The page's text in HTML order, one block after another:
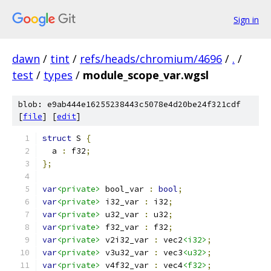
Sign in
dawn / tint / refs/heads/chromium/4696 / . /
test / types / module_scope_var.wgsl
blob: e9ab444e16255238443c5078e4d20be24f321cdf
[file] [edit]
struct S
{
  a
: f32;
};
var<private> bool_var : bool;
var<private> i32_var : i32;
var<private> u32_var : u32;
var<private> f32_var : f32;
var<private> v2i32_var : vec2<i32> ;
var<private> v3u32_var : vec3<u32> ;
var<private> v4f32_var : vec4<f32> ;